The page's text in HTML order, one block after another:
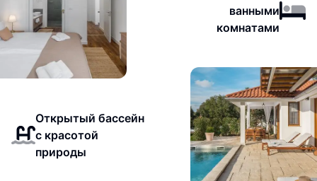
ванными
комнатами
Открытый бассейн
с красотой
природы